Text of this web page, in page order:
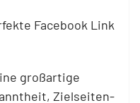
Facebook Link
großartige
Zielseiten-